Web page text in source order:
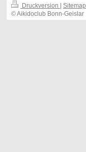
Druckversion | Sitemap
© Aikidoclub Bonn-Geislar